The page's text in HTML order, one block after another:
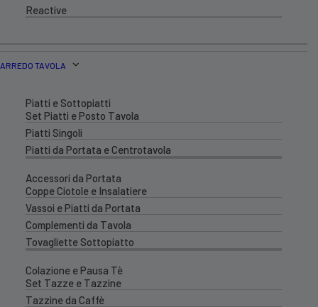
Reactive
ARREDO TAVOLA
Piatti e Sottopiatti
Set Piatti e Posto Tavola
Piatti Singoli
Piatti da Portata e Centrotavola
Accessori da Portata
Coppe Ciotole e Insalatiere
Vassoi e Piatti da Portata
Complementi da Tavola
Tovagliette Sottopiatto
Colazione e Pausa Tè
Set Tazze e Tazzine
Tazzine da Caffè